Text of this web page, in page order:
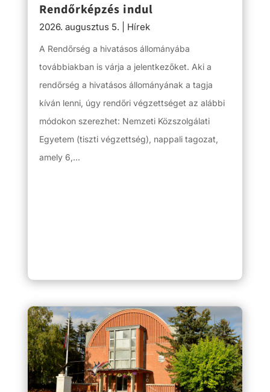
Rendőrképzés indul
2026. augusztus 5. Hírek
A Rendőrség a hivatásos állományába
továbbiakban is várja a jelentkezőket. Aki a
rendőrség a hivatásos állományának a tagja
kíván lenni, úgy rendőri végzettséget az alábbi
módokon szerezhet: Nemzeti Közszolgálati
Egyetem (tiszti végzettség), nappali tagozat,
amely 6,...